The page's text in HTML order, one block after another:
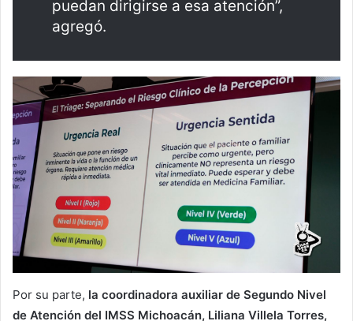
puedan dirigirse a esa atención”,
agregó.
Por su parte, la coordinadora auxiliar de Segundo Nivel
de Atención del IMSS Michoacán, Liliana Villela Torres,